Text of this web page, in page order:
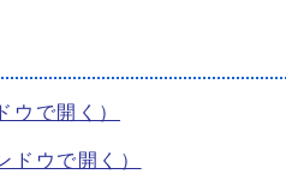
ウで開く）
ドウで開く）